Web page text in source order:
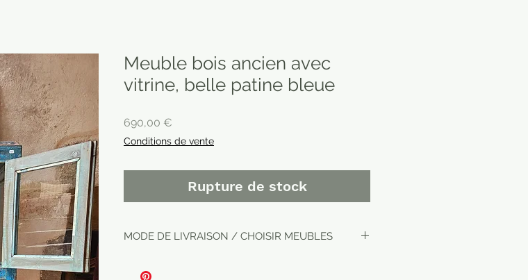
Meuble bois ancien avec
vitrine, belle patine bleue
690,00 €
Conditions de vente
Rupture de stock
MODE DE LIVRAISON / CHOISIR MEUBLES